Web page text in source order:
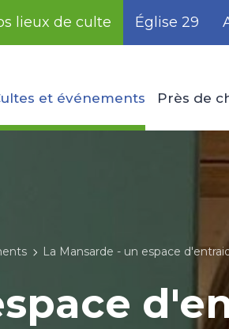
lieux de culte Église 29
et événements Près de
La Mansarde - un espace